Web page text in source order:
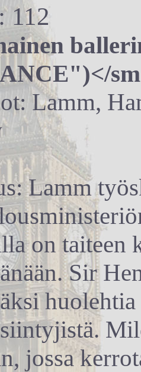
112
Lamm,
Lamm
on taiteen
Sir
jossa